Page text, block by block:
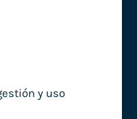
y uso